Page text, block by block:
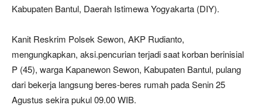
Kabupaten Bantul, Daerah Istimewa Yogyakarta (DIY).
Kanit Reskrim Polsek Sewon, AKP Rudianto,
mengungkapkan, aksi.pencurian terjadi saat korban berinisial
P (45), warga Kapanewon Sewon, Kabupaten Bantul, pulang
dari bekerja langsung beres-beres rumah pada Senin 25
Agustus sekira pukul 09.00 WIB.